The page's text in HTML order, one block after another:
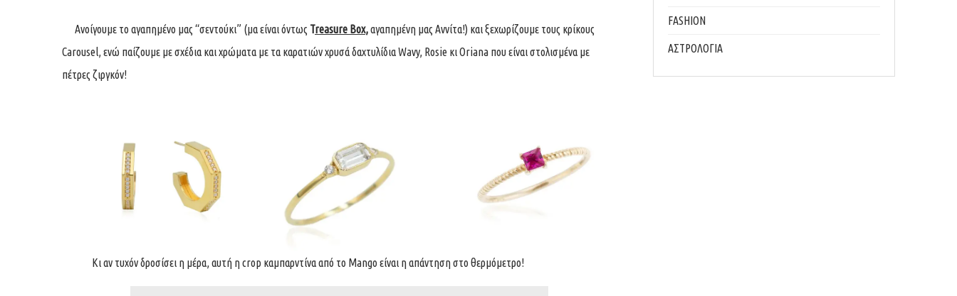
Ανοίγουμε το αγαπημένο μας “σεντούκι” (μα είναι όντως Treasure Box,αγαπημένη μας Αννίτα!) και ξεχωρίζουμε τους κρίκους
Carousel, ενώ παίζουμε με σχέδια και χρώματα με τα καρατιών χρυσά δαχτυλίδια Wavy, Rosie κι Oriana που είναι στολισμένα με
πέτρες ζιργκόν!
Κι αν τυχόν δροσίσει η μέρα, αυτή η crop καμπαρντίνα από το Mango είναι η απάντηση στο θερμόμετρο!
FASHION
ΑΣΤΡΟΛΟΓΙΑ